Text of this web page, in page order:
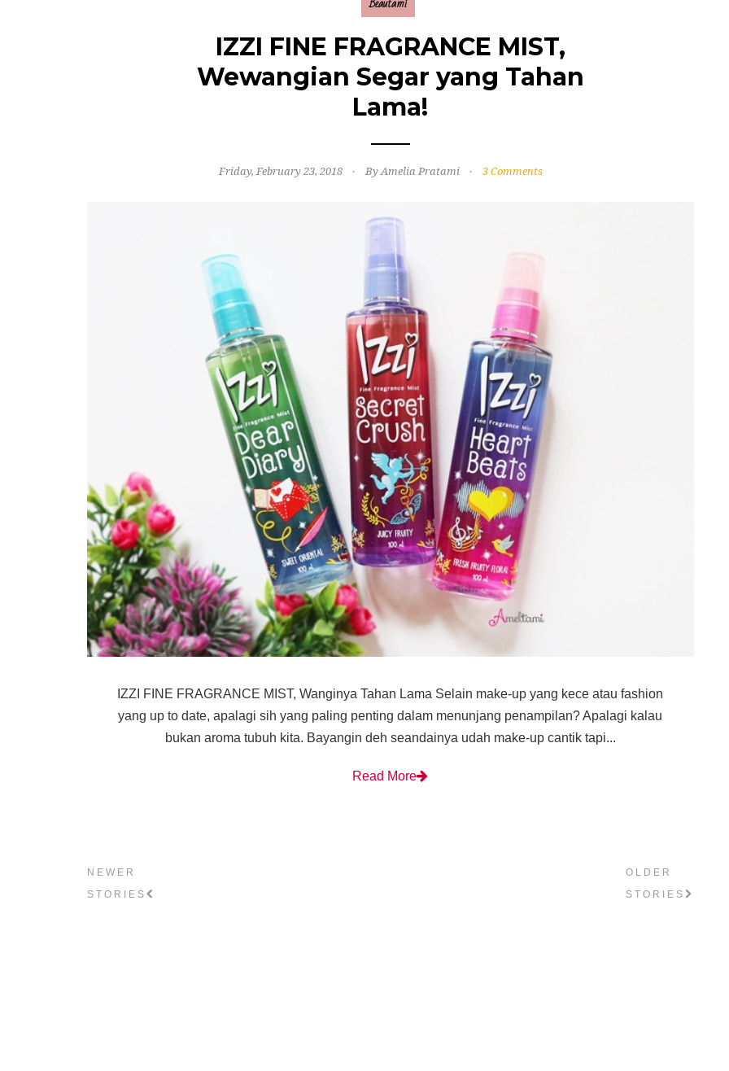
IZZI FINE FRAGRANCE MIST,
Wewangian Segar yang Tahan
Lama!
Friday, February 23, 2018 By Amelia Pratami 3 Comments
IZZI FINE FRAGRANCE MIST, Wanginya Tahan Lama Selain make-up yang kece atau fashion
yang up to date, apalagi sih yang paling penting dalam menunjang penampilan? Apalagi kalau
bukan aroma tubuh kita. Bayangin deh seandainya udah make-up cantik tapi...
Read More
NEWER
STORIES
OLDER
STORIES